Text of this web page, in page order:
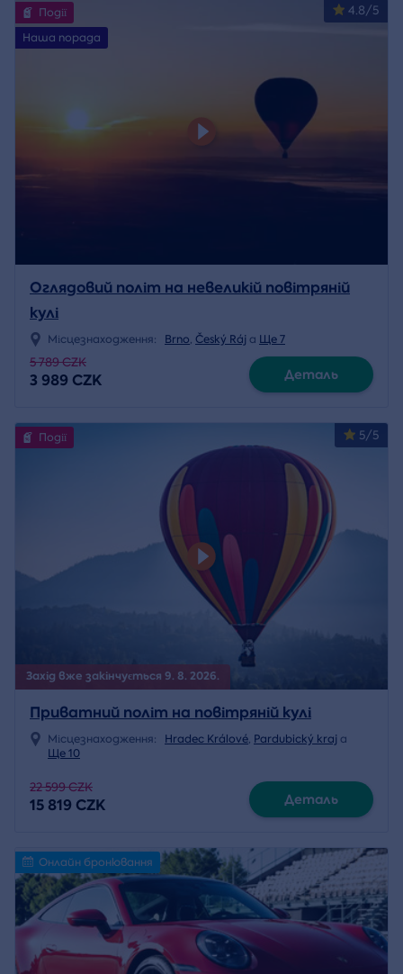
4.8/5
Події
Наша порада
Оглядовий політ на невеликій повітряній
кулі
Місцезнаходження: Brno, Český Ráj a Ще 7
5 789 CZK
3 989 CZK Деталь
Захід вже закінчується 9. 8. 2026.
5/5
Події
Приватний політ на повітряній кулі
Місцезнаходження: Hradec Králové, Pardubický kraj a
Ще 10
22 599 CZK
15 819 CZK Деталь
Онлайн бронювання